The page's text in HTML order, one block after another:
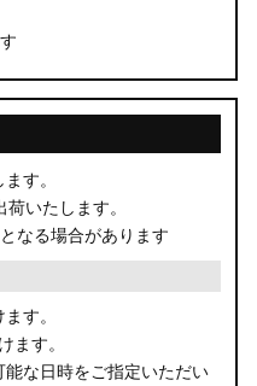
す。
いたします。
なる場合があります
す。
ます。
能な日時をご指定いただい